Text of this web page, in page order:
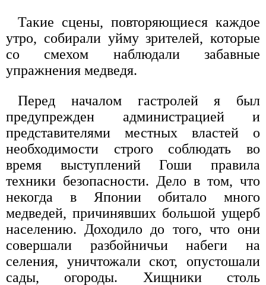
Такие сцены, повторяющиеся каждое
утро, собирали уйму зрителей, которые
со смехом наблюдали забавные
упражнения медведя.
Перед началом гастролей я был
предупрежден администрацией и
представителями местных властей о
необходимости строго соблюдать во
время выступлений Гоши правила
техники безопасности. Дело в том, что
некогда в Японии обитало много
медведей, причинявших большой ущерб
населению. Доходило до того, что они
совершали разбойничьи набеги на
селения, уничтожали скот, опустошали
сады, огороды. Хищники столь